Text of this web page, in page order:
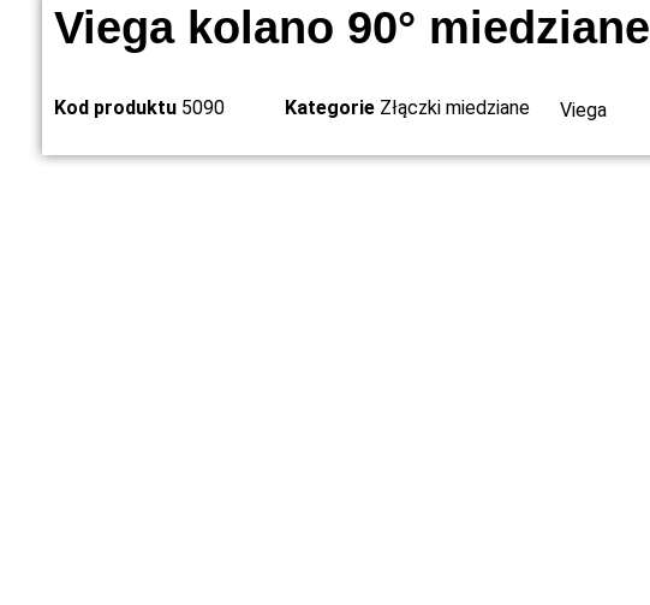
Viega kolano 90° miedziane
Kod produktu 5090 Kategorie Złączki miedziane Viega